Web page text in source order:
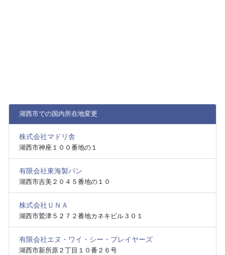
湖西市での国内所在地変更
株式会社マドリ舎
湖西市神座１００番地の１
有限会社東海製パン
湖西市吉美２０４５番地の１０
株式会社ＵＮＡ
湖西市鷲津５２７２番地カネキビル３０１
有限会社エヌ・ワイ・シー・プレイヤーズ
湖西市新所原２丁目１０番２６号